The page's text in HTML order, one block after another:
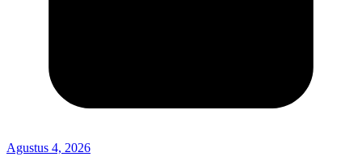
Agustus 4, 2026